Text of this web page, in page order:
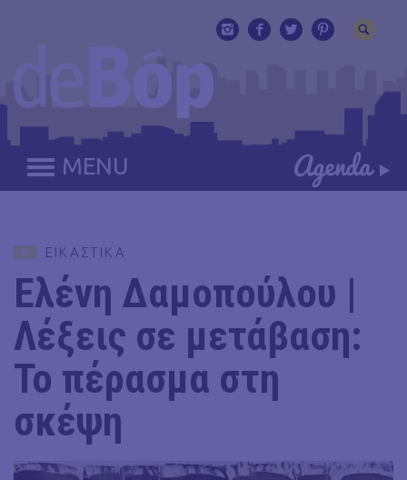
MENU
ΕΙΚΑΣΤΙΚΑ
Ελένη Δαμοπούλου |
Λέξεις σε μετάβαση:
Το πέρασμα στη
σκέψη